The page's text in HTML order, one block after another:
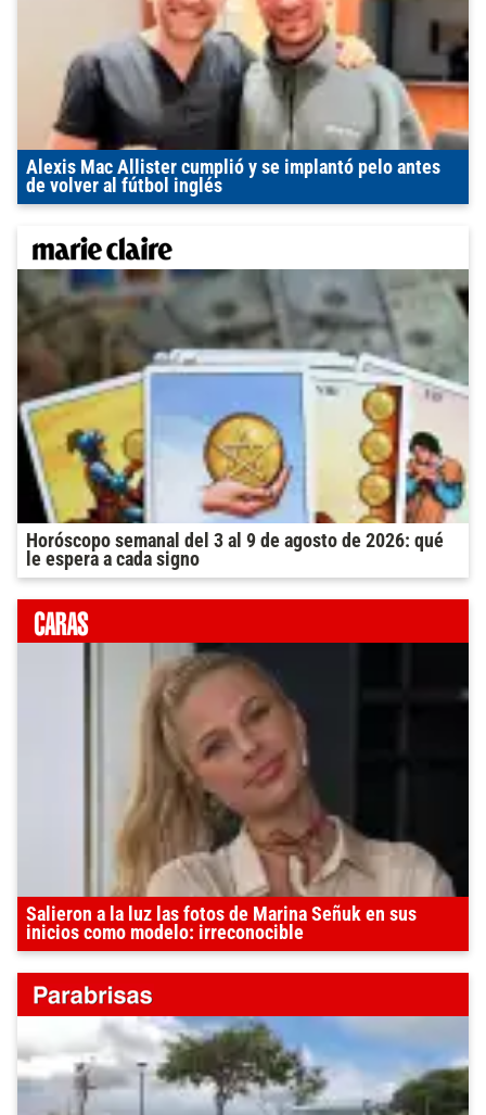
Alexis Mac Allister cumplió y se implantó pelo antes
de volver al fútbol inglés
Horóscopo semanal del 3 al 9 de agosto de 2026: qué
le espera a cada signo
Salieron a la luz las fotos de Marina Señuk en sus
inicios como modelo: irreconocible